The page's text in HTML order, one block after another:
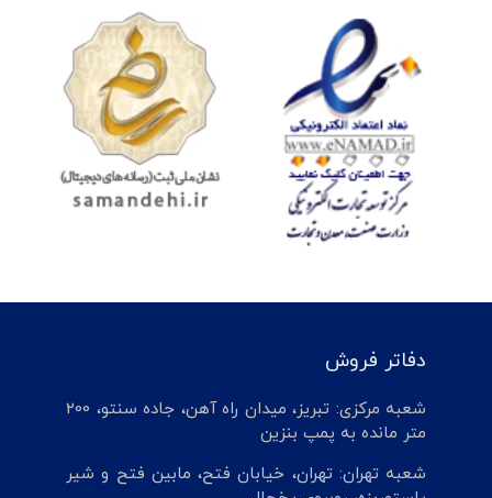
دفاتر فروش
شعبه مرکزی: تبریز، میدان راه آهن، جاده سنتو، 200
متر مانده به پمپ بنزین
شعبه تهران: تهران، خیابان فتح، مابین فتح و شیر